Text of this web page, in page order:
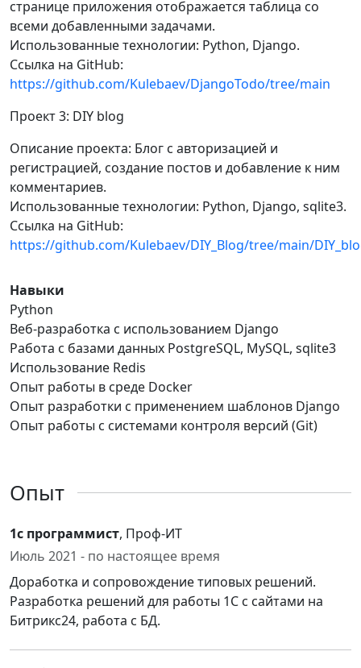
странице приложения отображается таблица со
всеми добавленными задачами.
Использованные технологии: Python, Django.
Ссылка на GitHub:
https://github.com/Kulebaev/DjangoTodo/tree/main
Проект 3: DIY blog
Описание проекта: Блог с авторизацией и
регистрацией, создание постов и добавление к ним
комментариев.
Использованные технологии: Python, Django, sqlite3.
Ссылка на GitHub:
https://github.com/Kulebaev/DIY_Blog/tree/main/
Навыки
Python
Веб-разработка с использованием Django
Работа с базами данных PostgreSQL, MySQL, sqlite3
Использование Redis
Опыт работы в среде Docker
Опыт разработки с применением шаблонов Django
Опыт работы с системами контроля версий (Git)
Опыт
1с программист, Проф-ИТ
Июль 2021 - по настоящее время
Доработка и сопровождение типовых решений.
Разработка решений для работы 1С с сайтами на
Битрикс24, работа с БД.